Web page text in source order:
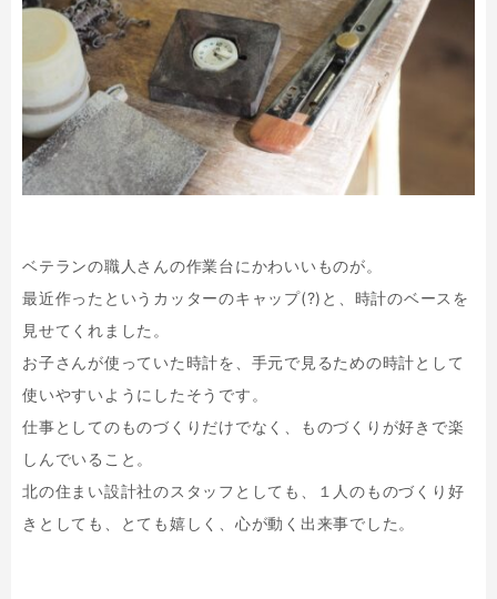
ベテランの職人さんの作業台にかわいいものが。
最近作ったというカッターのキャップ(?)と、時計のベースを
見せてくれました。
お子さんが使っていた時計を、手元で見るための時計として
使いやすいようにしたそうです。
仕事としてのものづくりだけでなく、ものづくりが好きで楽
しんでいること。
北の住まい設計社のスタッフとしても、１人のものづくり好
きとしても、とても嬉しく、心が動く出来事でした。